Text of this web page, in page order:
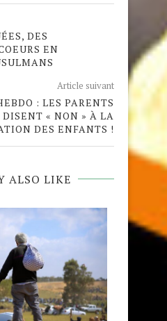
DES
EN
Article suivant
: LES PARENTS
DISENT « NON » À LA
DES ENFANTS !
ALSO LIKE